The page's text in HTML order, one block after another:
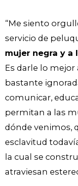
“Me siento
servicio de
mujer negra y a
Es darle lo
bastante
comunicar,
permitan a las
dónde venimos,
esclavitud
la cual se
atraviesan